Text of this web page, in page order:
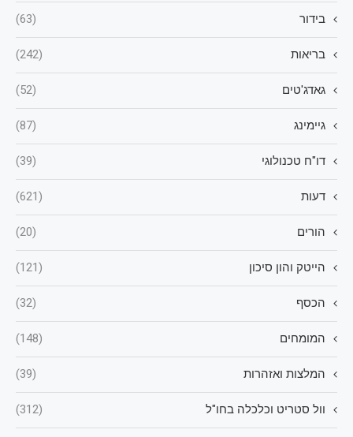
בידור (63)
בריאות (242)
גאדג'טים (52)
גיימינג (87)
דו"ח טכנולוגי (39)
דעות (621)
הורים (20)
הייטק והון סיכון (121)
הכסף (32)
המומחים (148)
המלצות ואזהרות (39)
וול סטריט וכלכלה בחו"ל (312)